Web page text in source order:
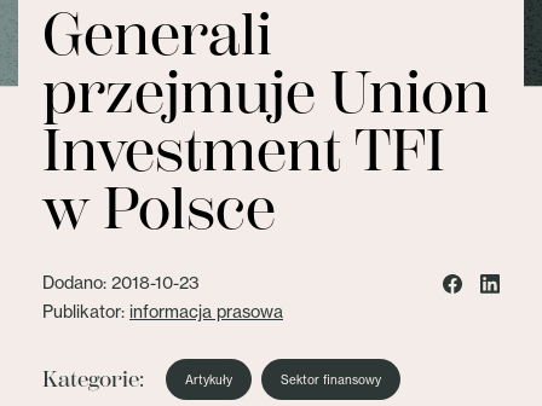
Generali
przejmuje Union
Investment TFI
w Polsce
Dodano: 2018-10-23
Publikator: informacja prasowa
Kategorie: Artykuły Sektor finansowy